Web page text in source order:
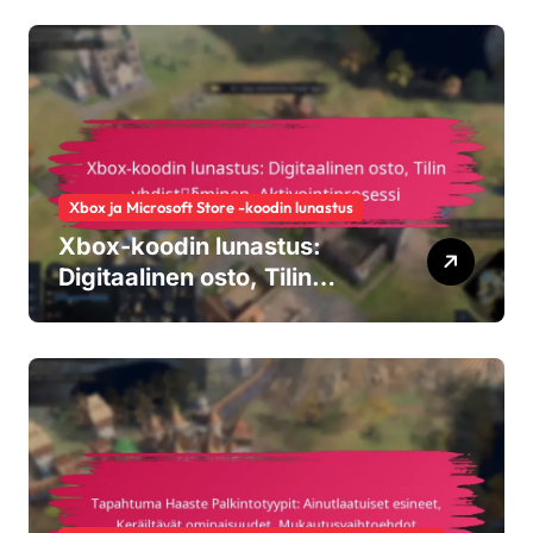
Yhteisön osallistuminen
Xbox ja Microsoft Store -koodin lunastus
Xbox-koodin lunastus:
Digitaalinen osto, Tilin
yhdistäminen,